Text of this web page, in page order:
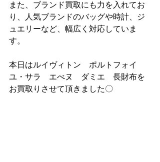
また、ブランド買取にも力を入れてお
り、人気ブランドのバッグや時計、ジ
ュエリーなど、幅広く対応していま
す。
本日はルイヴィトン　ポルトフォイ
ユ・サラ　エべヌ　ダミエ　長財布を
お買取りさせて頂きました〇